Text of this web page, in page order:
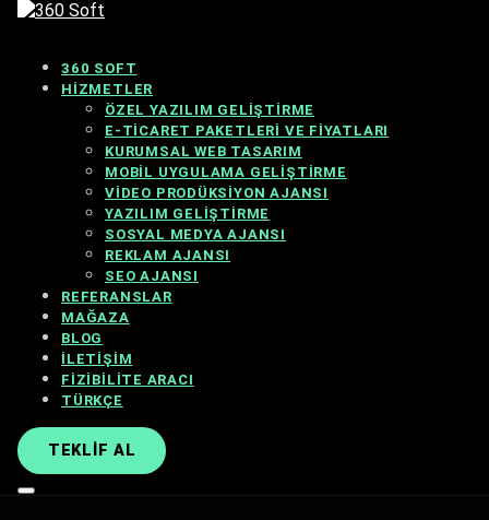
360 SOFT
HIZMETLER
ÖZEL YAZILIM GELIŞTIRME
E-TICARET PAKETLERI VE FIYATLARI
KURUMSAL WEB TASARIM
MOBIL UYGULAMA GELIŞTIRME
VIDEO PRODÜKSIYON AJANSI
YAZILIM GELIŞTIRME
SOSYAL MEDYA AJANSI
REKLAM AJANSI
SEO AJANSI
REFERANSLAR
MAĞAZA
BLOG
İLETIŞIM
FIZIBILITE ARACI
TÜRKÇE
TEKLIF AL